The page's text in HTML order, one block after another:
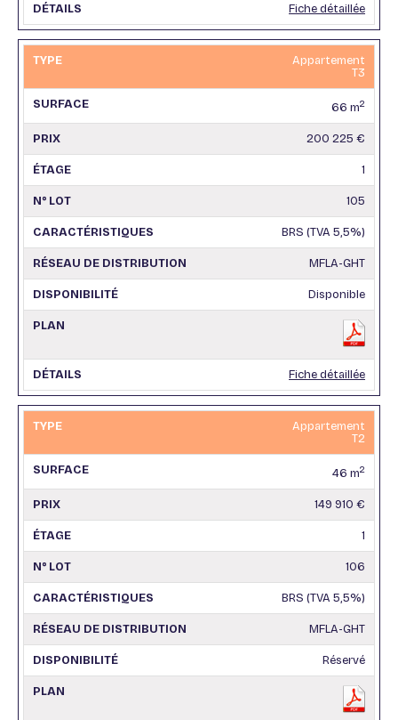
Fiche détaillée
Appartement
T3
66 m2
200 225 €
1
105
BRS (TVA 5,5%)
MFLA-GHT
Disponible
Fiche détaillée
Appartement
T2
46 m2
149 910 €
1
106
BRS (TVA 5,5%)
MFLA-GHT
Réservé